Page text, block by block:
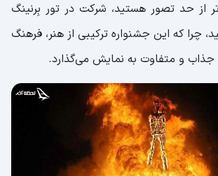
از حد تصور هستید، شرکت در تور بِرنینگ
چرا که این جشنواره ترکیبی از هنر، فرهنگ
جذاب و متفاوت به نمایش می‌گذارد.